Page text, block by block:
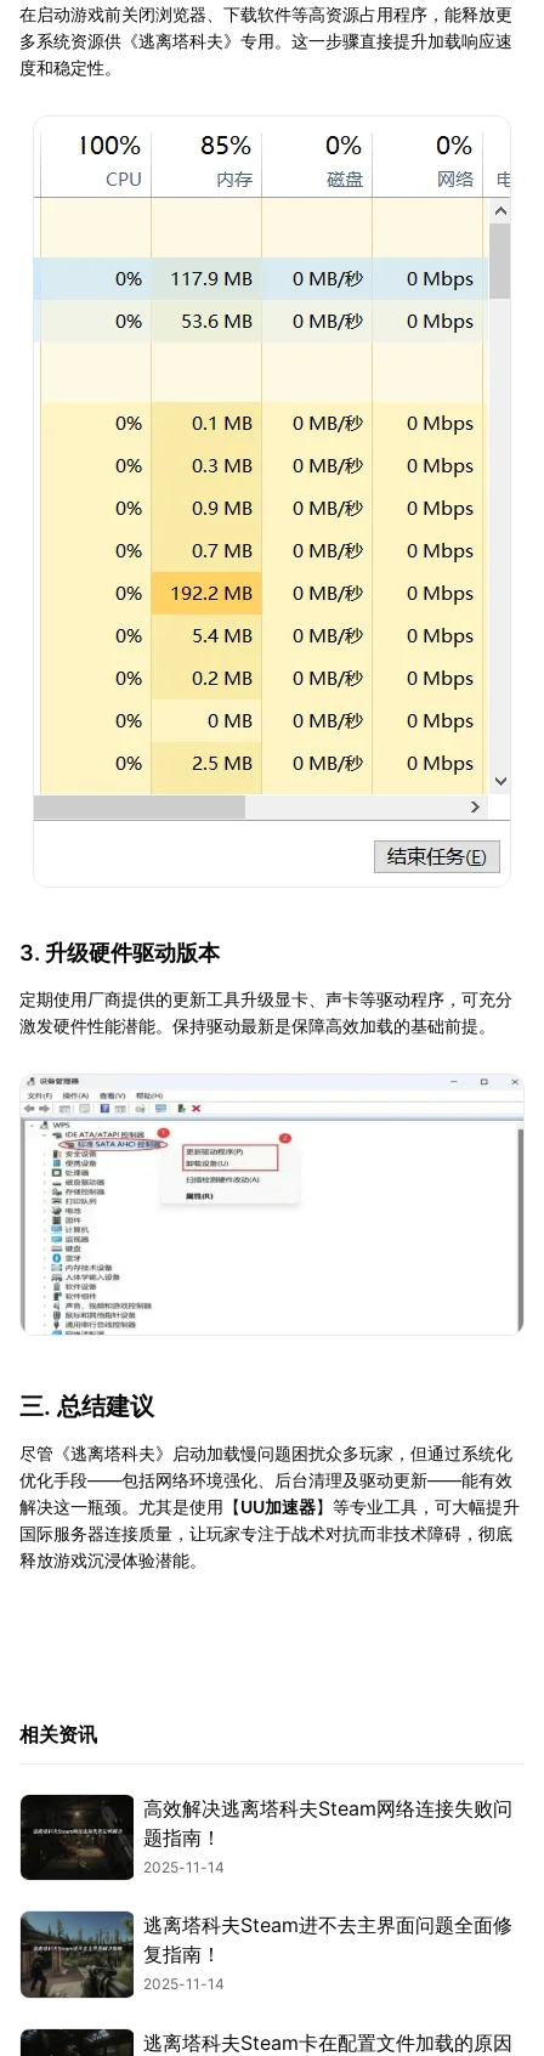
在启动游戏前关闭浏览器、下载软件等高资源占用程序，能释放更
多系统资源供《逃离塔科夫》专用。这一步骤直接提升加载响应速
度和稳定性。
3. 升级硬件驱动版本
定期使用厂商提供的更新工具升级显卡、声卡等驱动程序，可充分
激发硬件性能潜能。保持驱动最新是保障高效加载的基础前提。
三. 总结建议
尽管《逃离塔科夫》启动加载慢问题困扰众多玩家，但通过系统化
优化手段——包括网络环境强化、后台清理及驱动更新——能有效
解决这一瓶颈。尤其是使用【UU加速器】等专业工具，可大幅提升
国际服务器连接质量，让玩家专注于战术对抗而非技术障碍，彻底
释放游戏沉浸体验潜能。
相关资讯
高效解决逃离塔科夫Steam网络连接失败问
题指南！
2025-11-14
逃离塔科夫Steam进不去主界面问题全面修
复指南！
2025-11-14
逃离塔科夫Steam卡在配置文件加载的原因